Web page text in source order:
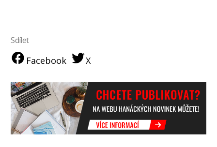
Sdílet
Facebook X